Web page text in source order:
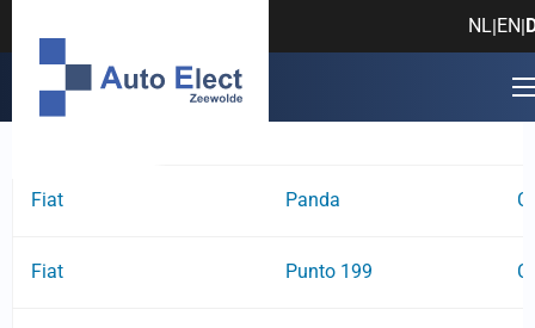
NL|EN|
Hersteller
Fiat Panda
Fiat Punto 199